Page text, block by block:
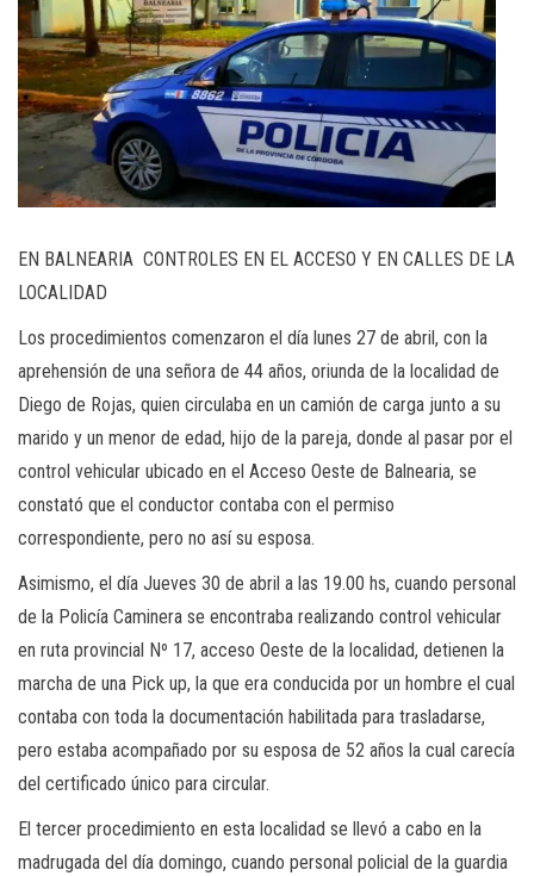
EN BALNEARIA CONTROLES EN EL ACCESO Y EN CALLES DE LA
LOCALIDAD
Los procedimientos comenzaron el día lunes 27 de abril, con la
aprehensión de una señora de 44 años, oriunda de la localidad de
Diego de Rojas, quien circulaba en un camión de carga junto a su
marido y un menor de edad, hijo de la pareja, donde al pasar por el
control vehicular ubicado en el Acceso Oeste de Balnearia, se
constató que el conductor contaba con el permiso
correspondiente, pero no así su esposa.
Asimismo, el día Jueves 30 de abril a las 19.00 hs, cuando personal
de la Policía Caminera se encontraba realizando control vehicular
en ruta provincial Nº 17, acceso Oeste de la localidad, detienen la
marcha de una Pick up, la que era conducida por un hombre el cual
contaba con toda la documentación habilitada para trasladarse,
pero estaba acompañado por su esposa de 52 años la cual carecía
del certificado único para circular.
El tercer procedimiento en esta localidad se llevó a cabo en la
madrugada del día domingo, cuando personal policial de la guardia